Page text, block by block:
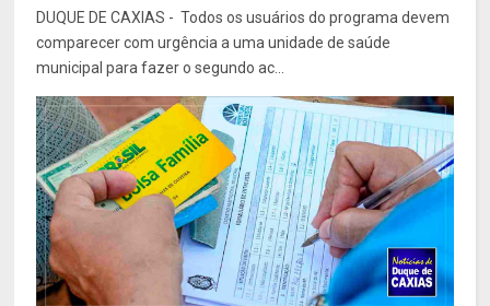
DUQUE DE CAXIAS - Todos os usuários do programa devem
comparecer com urgência a uma unidade de saúde
municipal para fazer o segundo ac...